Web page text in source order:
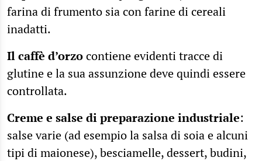
farina di frumento sia con farine di cereali
inadatti.
Il caffè d’orzocontiene evidenti tracce di
glutine e la sua assunzione deve quindi essere
controllata.
Creme e salse di preparazione industriale:
salse varie (ad esempio la salsa di soia e alcuni
tipi di maionese), besciamelle, dessert, budini,